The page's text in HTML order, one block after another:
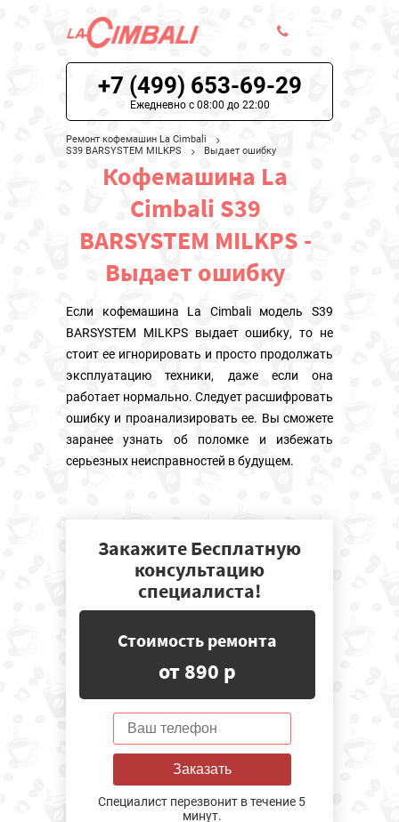
ЦЕНЫ НА РЕМОНТ
О СЕРВИСЕ
МОДЕЛИ LA CIMBALI
НАШИ КОНТАКТЫ
+7 (499) 653-69-29
Ежедневно с 08:00 до 22:00
Ремонт кофемашин La Cimbali
S39 BARSYSTEM MILKPS
Выдает ошибку
Кофемашина La
Cimbali S39
BARSYSTEM MILKPS -
Выдает ошибку
Если кофемашина La Cimbali модель S39
BARSYSTEM MILKPS выдает ошибку, то не
стоит ее игнорировать и просто продолжать
эксплуатацию техники, даже если она
работает нормально. Следует расшифровать
ошибку и проанализировать ее. Вы сможете
заранее узнать об поломке и избежать
серьезных неисправностей в будущем.
Закажите Бесплатную
консультацию
специалиста!
Стоимость ремонта
от 890 р
Заказать
Специалист перезвонит в течение 5
минут.